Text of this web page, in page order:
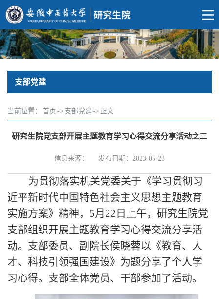
支部党建
当前位置： 首页 -> 支部党建 -> 正文
研究生院党支部开展主题教育学习心得交流分享活动之二
信息来源： 发布日期：2023-05-23
为贯彻落实机关党委关于《学习贯彻习
近平新时代中国特色社会主义思想主题教育
实施方案》精神， 5月 22 日上午，研究生院党
支部组织开展主题教育学习心得交流分享活
动。支部委员、副院长侯晓蓉以《教育、人
才、科技引领强国建设》为题分享了个人学
习心得。支部全体党员、干部参加了活动。